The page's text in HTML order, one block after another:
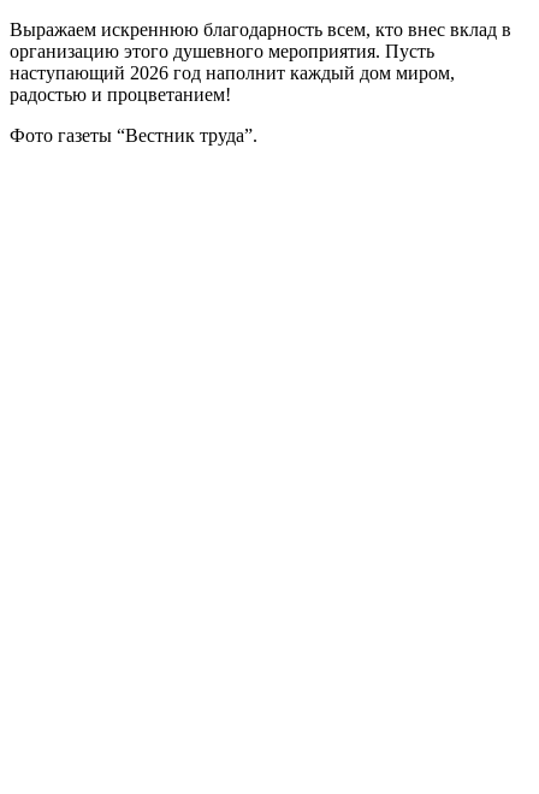
Выражаем искреннюю благодарность всем, кто внес вклад в
организацию этого душевного мероприятия. Пусть
наступающий 2026 год наполнит каждый дом миром,
радостью и процветанием!
Фото газеты “Вестник труда”.